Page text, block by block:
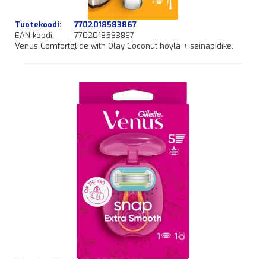
Tuotekoodi:
7702018583867
EAN-koodi:
7702018583867
Venus Comfortglide with Olay Coconut höylä + seinäpidike.